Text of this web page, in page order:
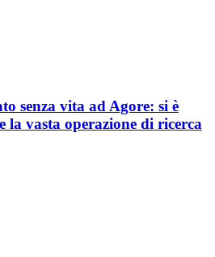
senza vita ad Agore: si è
la vasta operazione di ricerca